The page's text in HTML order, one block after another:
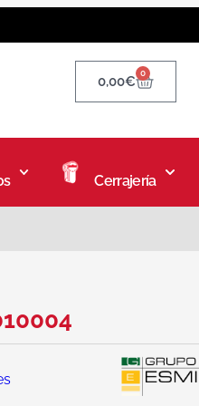
0,00€ 0
Cerrajería